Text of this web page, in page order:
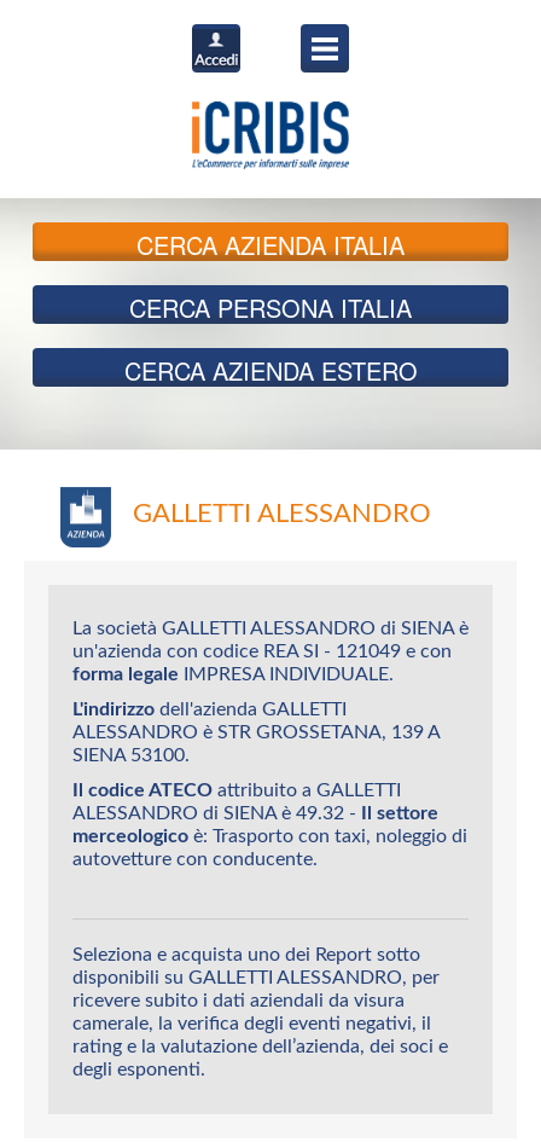
CERCAAZIENDA ITALIA
CERCA PERSONA ITALIA
CERCA AZIENDA ESTERO
GALLETTI ALESSANDRO
La società GALLETTI ALESSANDRO di SIENA è
un'azienda con codice REA SI - 121049 e con
forma legale IMPRESA INDIVIDUALE.
L'indirizzo dell'azienda GALLETTI
ALESSANDRO è STR GROSSETANA, 139 A
SIENA 53100.
Il codice ATECO attribuito a GALLETTI
ALESSANDRO di SIENA è 49.32 - Il settore
merceologico è: Trasporto con taxi, noleggio di
autovetture con conducente.
Seleziona e acquista uno dei Report sotto
disponibili su GALLETTI ALESSANDRO, per
ricevere subito i dati aziendali da visura
camerale, la verifica degli eventi negativi, il
rating e la valutazione dell’azienda, dei soci e
degli esponenti.